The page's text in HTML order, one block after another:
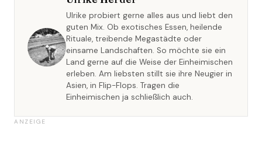
Ulrike probiert gerne alles aus und liebt den
guten Mix. Ob exotisches Essen, heilende
Rituale, treibende Megastädte oder
einsame Landschaften. So möchte sie ein
Land gerne auf die Weise der Einheimischen
erleben. Am liebsten stillt sie ihre Neugier in
Asien, in Flip-Flops. Tragen die
Einheimischen ja schließlich auch.
ANZEIGE